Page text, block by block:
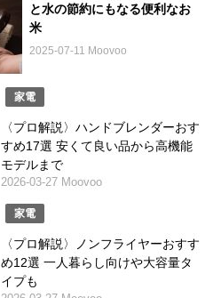
と水の節約にもなる便利なお
米
2025-07-11 Moovoo
家電
〈プロ解説〉ハンドブレンダーおす
すめ17選 安くて良い品から高機能
モデルまで
2026-03-27 Moovoo
家電
〈プロ解説〉ノンフライヤーおすす
め12選 一人暮らし向けや大容量タ
イプも